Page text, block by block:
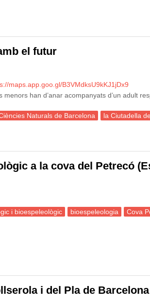
el futur
maps.app.goo.gl/B3VMdksU9kKJ1jDx9
menors han d’anar acompanyats d’un adult
Naturals de Barcelona
la Ciutadella
a la cova del Petrecó
i bioespeleològic bioespeleologia
Cova
i del Pla de Barcelona